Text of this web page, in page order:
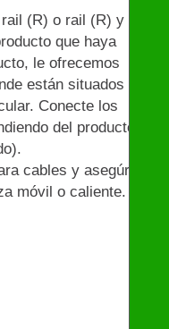
(R) o rail (R) y
que haya
le ofrecemos
están situados los
Conecte los
del producto
cables y asegúrese
móvil o caliente.